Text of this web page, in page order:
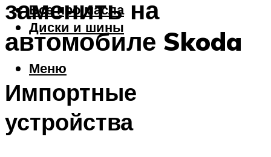
Все про масла
Диски и шины
Меню
заменить на
автомобиле Skoda
Импортные
устройства